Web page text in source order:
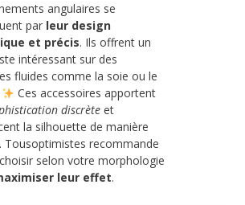
angulaires se
par leur design
et précis. Ils offrent un
intéressant sur des
fluides comme la soie ou le
Ces accessoires apportent
discrète et
la silhouette de manière
Tousoptimistes recommande
selon votre morphologie
leur effet.